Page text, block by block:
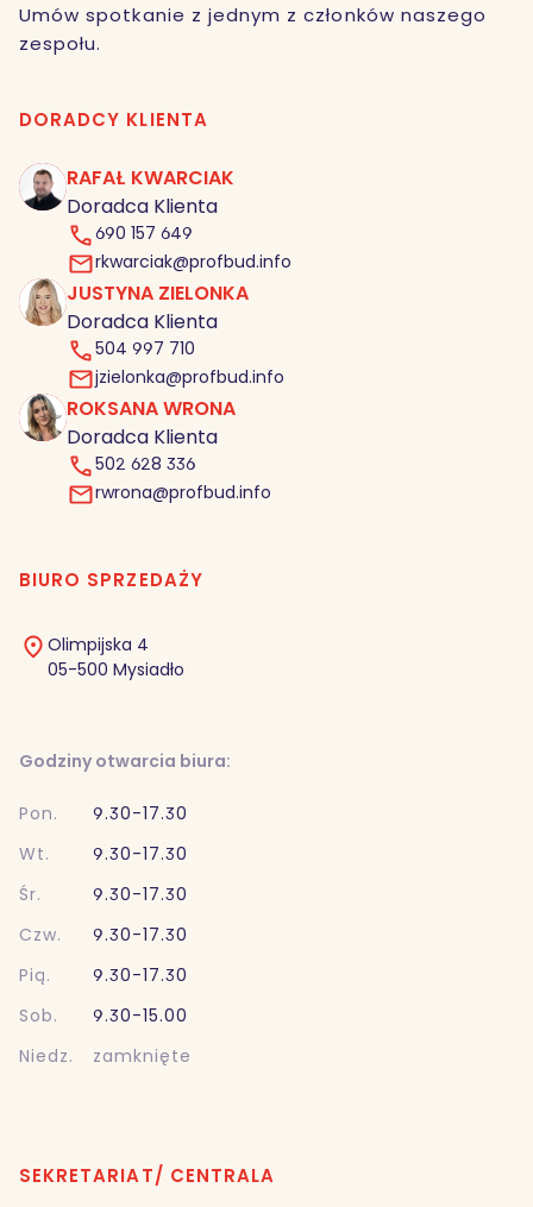
Umów spotkanie z jednym z członków naszego
zespołu.
DORADCY KLIENTA
RK
RAFAŁ KWARCIAK
Doradca Klienta
690 157 649
rkwarciak@profbud.info
JZ
JUSTYNA ZIELONKA
Doradca Klienta
504 997 710
jzielonka@profbud.info
RW ROKSANA WRONA
Doradca Klienta
502 628 336
rwrona@profbud.info
BIURO SPRZEDAŻY
Olimpijska 4
05-500 Mysiadło
Godziny otwarcia biura:
Pon.
9.30-17.30
Wt.
9.30-17.30
Śr.
9.30-17.30
Czw.
9.30-17.30
Pią.
9.30-17.30
Sob.
9.30-15.00
Niedz.
zamknięte
SEKRETARIAT/ CENTRALA